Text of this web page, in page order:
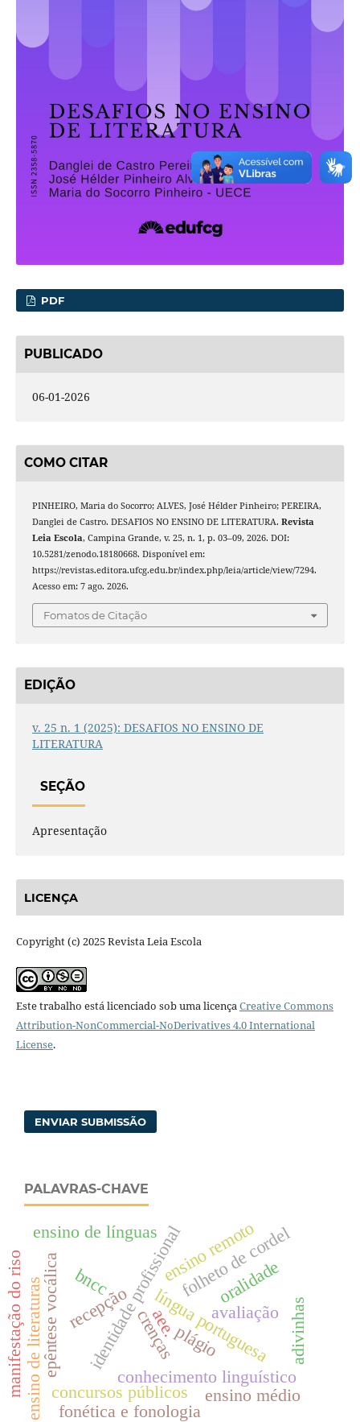
PDF
PUBLICADO
06-01-2026
COMO CITAR
PINHEIRO, Maria do Socorro; ALVES, José Hélder Pinheiro; PEREIRA,
Danglei de Castro. DESAFIOS NO ENSINO DE LITERATURA. Revista
Leia Escola, Campina Grande, v. 25, n. 1, p. 03–09, 2026. DOI:
10.5281/zenodo.18180668. Disponível em:
https://revistas.editora.ufcg.edu.br/index.php/leia/article/view/7294.
Acesso em: 7 ago. 2026.
Fomatos de Citação
EDIÇÃO
v. 25 n. 1 (2025): DESAFIOS NO ENSINO DE
LITERATURA
SEÇÃO
Apresentação
LICENÇA
Copyright (c) 2025 Revista Leia Escola
Este trabalho está licenciado sob uma licençaCreative Commons
Attribution-NonCommercial-NoDerivatives 4.0 International
License.
ENVIAR SUBMISSÃO
PALAVRAS-CHAVE
identidade profissional
crenças
conhecimento linguístico
língua portuguesa
avaliação
concursos públicos
adivinhas
folheto de cordel
recepção
ensino de línguas
ensino de literaturas oralidade
fonética e fonologia
epêntese vocálica
manifestação do riso ensino médio
bncc ensino remoto
plágio
aee.